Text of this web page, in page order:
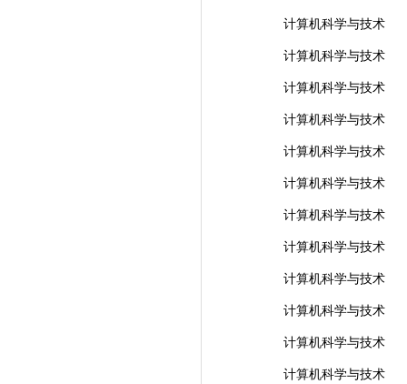
计算机科学与技术
计算机科学与技术
计算机科学与技术
计算机科学与技术
计算机科学与技术
计算机科学与技术
计算机科学与技术
计算机科学与技术
计算机科学与技术
计算机科学与技术
计算机科学与技术
计算机科学与技术